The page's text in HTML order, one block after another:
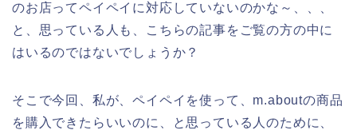
のお店ってペイペイに対応していないのかな～、、、
と、思っている人も、こちらの記事をご覧の方の中に
はいるのではないでしょうか？
そこで今回、私が、ペイペイを使って、m.aboutの商品
を購入できたらいいのに、と思っている人のために、